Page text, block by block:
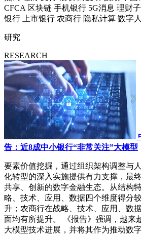
CFCA 区块链 手机银行 5G消息 理财
银行
上市银行 农商行 隐私计算 数字
研究
RESEARCH
告：近8成中小银行“非常关注”大模型
要素价值挖掘，通过组织架构调整与
化转型的深入实施提供有力支撑，最
共享、创新的数字金融生态。从结构
略、技术、应用、数据四个维度得分
升；农商行在战略、技术、应用、数
面均有所提升。 《报告》强调，越来
大模型技术进展，并将其作为推动数